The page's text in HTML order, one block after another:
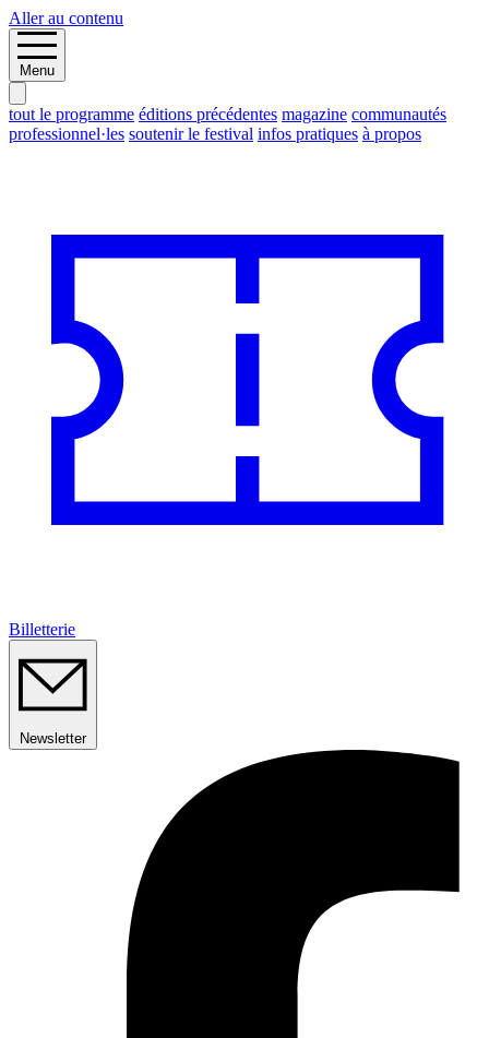
Aller au contenu
Menu
tout le programme éditions précédentes magazine communautés
professionnel·les soutenir le festival infos pratiques à propos
Billetterie
Newsletter